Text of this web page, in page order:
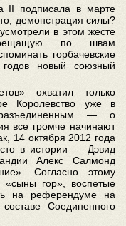
II подписала в марте
демонстрация силы?
в этом жесте
по швам
горбачевские
новый союзный
охватил только
Королевство уже в
— о
все громче начинают
14 октября 2012 года
в истории — Дэвид
Алекс Салмонд
Согласно этому
«сыны гор», воспетые
на референдуме на
Соединенного